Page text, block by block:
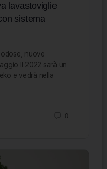
lavastoviglie
sistema
nuove
Il 2022 sarà un
e vedrà nella
0